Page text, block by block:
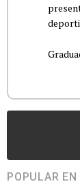
POPULAR